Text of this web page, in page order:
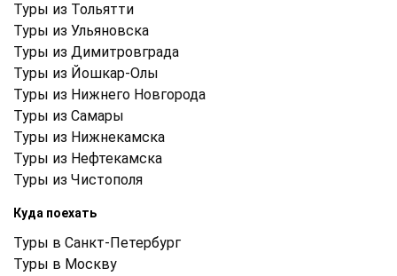
Туры из Тольятти
Туры из Ульяновска
Туры из Димитровграда
Туры из Йошкар-Олы
Туры из Нижнего Новгорода
Туры из Самары
Туры из Нижнекамска
Туры из Нефтекамска
Туры из Чистополя
Куда поехать
Туры в Санкт-Петербург
Туры в Москву